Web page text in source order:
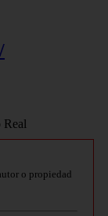
o propiedad